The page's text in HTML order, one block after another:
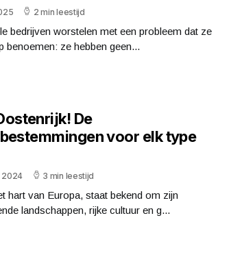
2 min leestijd
bedrijven worstelen met een probleem dat ze
benoemen: ze hebben geen...
De
voor elk type
2024 3 min leestijd
hart van Europa, staat bekend om zijn
landschappen, rijke cultuur en g...